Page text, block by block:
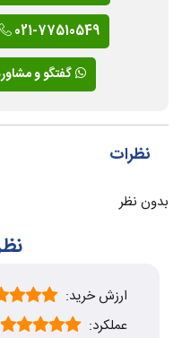
021-77510549
گفتگو و
نظرات
بدون نظر
ارزش خرید:
عملکرد: